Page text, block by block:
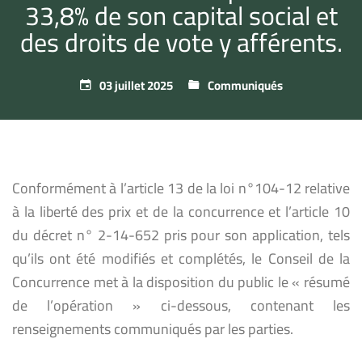
33,8% de son capital social et
des droits de vote y afférents.
03 juillet 2025 Communiqués
Conformément à l’article 13 de la loi n°104-12 relative
à la liberté des prix et de la concurrence et l’article 10
du décret n° 2-14-652 pris pour son application, tels
qu’ils ont été modifiés et complétés, le Conseil de la
Concurrence met à la disposition du public le « résumé
de l’opération » ci-dessous, contenant les
renseignements communiqués par les parties.